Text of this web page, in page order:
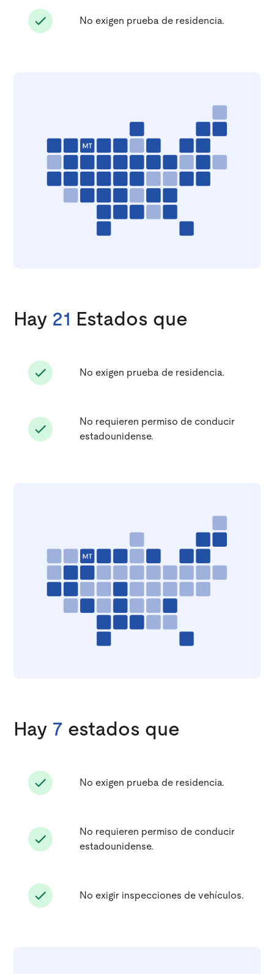
No exigen prueba de residencia.
Hay 21 Estados que
No exigen prueba de residencia.
No requieren permiso de conducir
estadounidense.
Hay 7 estados que
No exigen prueba de residencia.
No requieren permiso de conducir
estadounidense.
No exigir inspecciones de vehículos.